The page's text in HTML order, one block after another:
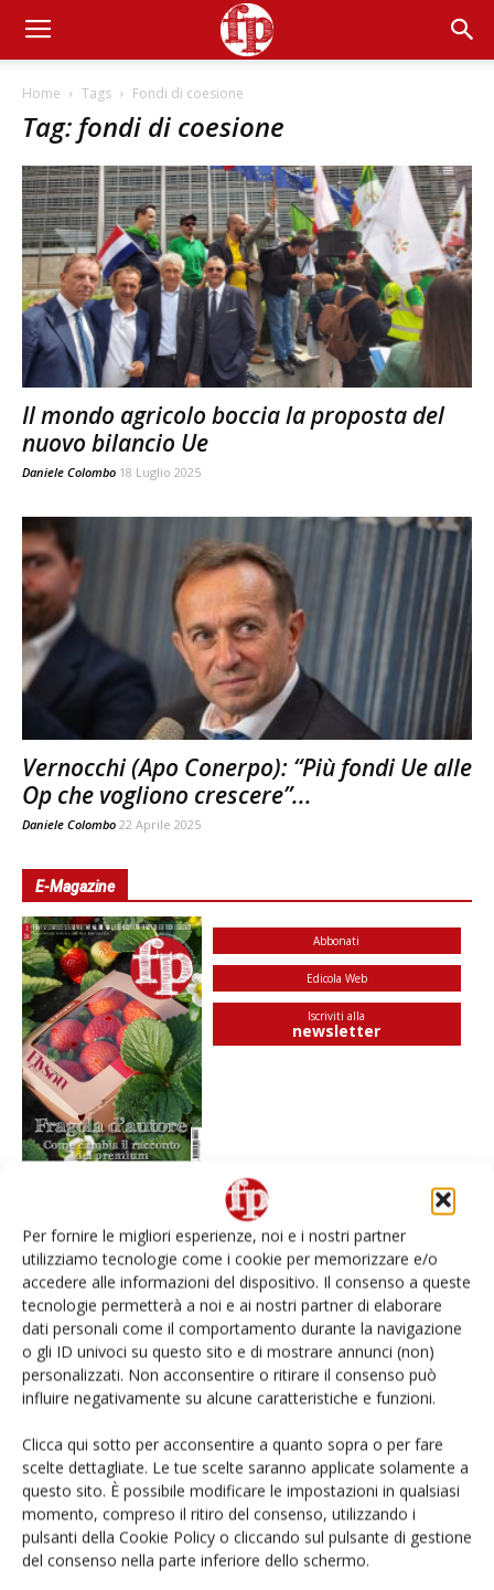
Per fornire le migliori esperienze, noi e i nostri partner
utilizziamo tecnologie come i cookie per memorizzare e/o
accedere alle informazioni del dispositivo. Il consenso a queste
tecnologie permetterà a noi e ai nostri partner di elaborare
dati personali come il comportamento durante la navigazione
o gli ID univoci su questo sito e di mostrare annunci (non)
personalizzati. Non acconsentire o ritirare il consenso può
influire negativamente su alcune caratteristiche e funzioni.
Clicca qui sotto per acconsentire a quanto sopra o per fare
scelte dettagliate. Le tue scelte saranno applicate solamente a
questo sito. È possibile modificare le impostazioni in qualsiasi
momento, compreso il ritiro del consenso, utilizzando i
pulsanti della Cookie Policy o cliccando sul pulsante di gestione
del consenso nella parte inferiore dello schermo.
Home Tags Fondi di coesione
Tag: fondi di coesione
Il mondo agricolo boccia la proposta del
nuovo bilancio Ue
Daniele Colombo 18 Luglio 2025
Vernocchi (Apo Conerpo): “Più fondi Ue alle
Op che vogliono crescere”...
Daniele Colombo 22 Aprile 2025
E-Magazine
Abbonati
Edicola Web
Iscriviti alla
newsletter
I più visti
Spazio Conad: continua la conversione dei punti di
vendita
L’ortofrutta di Extra Supermercati tra localismo e
Ai #Repartofresh
Non è una susina: è Metis… e può rivoluzionare la
categoria
Fichidindia, tutto quello che serve per la raccolta
fai da te